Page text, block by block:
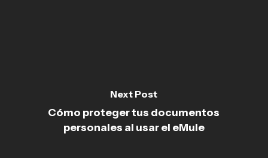
Next Post
Cómo proteger tus documentos
personales al usar el eMule